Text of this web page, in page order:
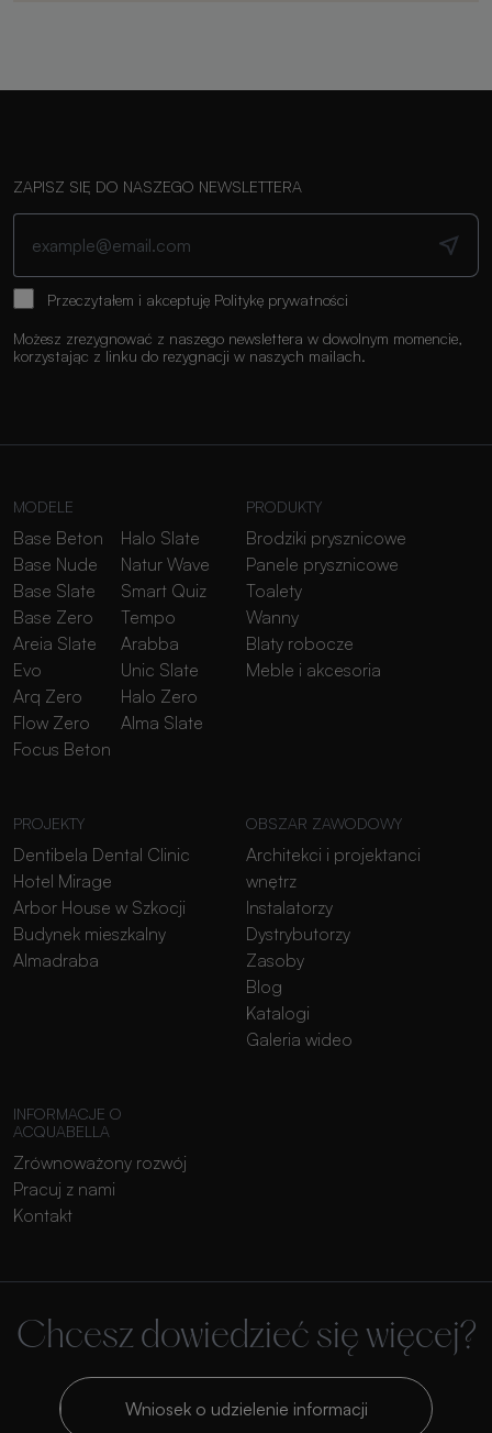
ZAPISZ SIĘ DO NASZEGO NEWSLETTERA
Przeczytałem i akceptuję Politykę prywatności
Możesz zrezygnować z naszego newslettera w dowolnym momencie,
korzystając z linku do rezygnacji w naszych mailach.
MODELE
Base Beton
Base Nude
Base Slate
Base Zero
Areia Slate
Evo
Arq Zero
Flow Zero
Focus Beton
Halo Slate
Natur Wave
Smart Quiz
Tempo
Arabba
Unic Slate
Halo Zero
Alma Slate
PRODUKTY
Brodziki prysznicowe
Panele prysznicowe
Toalety
Wanny
Blaty robocze
Meble i akcesoria
PROJEKTY
Dentibela Dental Clinic
Hotel Mirage
Arbor House w Szkocji
Budynek mieszkalny
Almadraba
OBSZAR ZAWODOWY
Architekci i projektanci
wnętrz
Instalatorzy
Dystrybutorzy
Zasoby
Blog
Katalogi
Galeria wideo
INFORMACJE O
ACQUABELLA
Zrównoważony rozwój
Pracuj z nami
Kontakt
Chcesz dowiedzieć się więcej?
Wniosek o udzielenie informacji